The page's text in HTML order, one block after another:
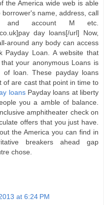
the America wide web is able
name, address, call
and account M etc.
day loans[/url] Now,
around any body can access
Loan. A website that
your anonymous Loans is
loan. These payday loans
of are cast that point in time to
loansPayday loans at liberty
you a amble of balance.
amphitheater check on
offers that you just have.
the America you can find in
breakers ahead gap
chose.
at 6:24 PM